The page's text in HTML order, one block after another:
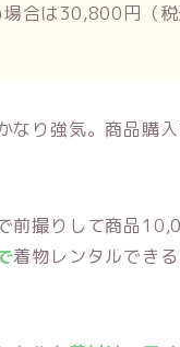
合は30,800円（
なり強気。商品購
前撮りして商品
着物レンタルでき